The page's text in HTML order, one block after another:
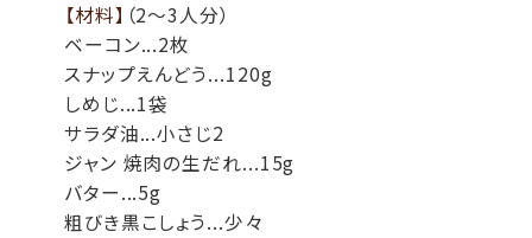
【材料】 （2～3人分）
ベーコン...2枚
スナップえんどう...120g
しめじ...1袋
サラダ油...小さじ2
ジャン 焼肉の生だれ...15g
バター...5g
粗びき黒こしょう...少々